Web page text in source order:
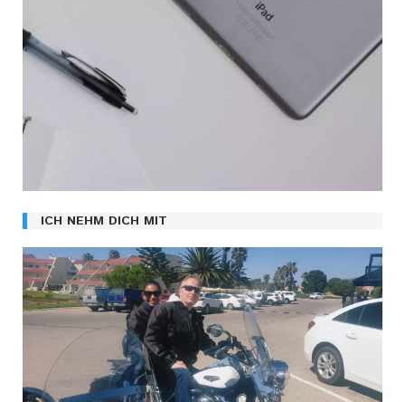
ICH NEHM DICH MIT